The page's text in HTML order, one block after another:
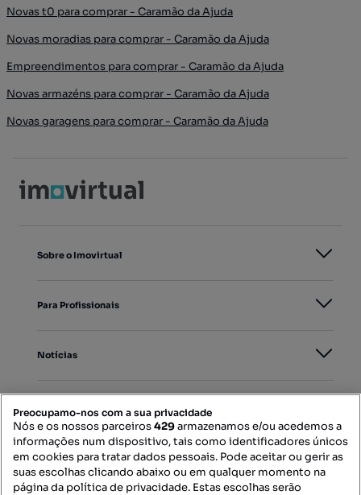
Novas t0 para comprar - Caramão da Ajuda
Novas moradias para comprar - Caramão da Ajuda
Empreendimentos para comprar - Caramão da Ajuda
Novas armazéns para comprar - Caramão da Ajuda
Novas garagens para comprar - Caramão da Ajuda
Sobre o Imovirtual
Para Profissionais
Notícias
Mapa do Site
Preocupamo-nos com a sua privacidade
Nós e os nossos parceiros429armazenamos e/ou acedemos a
informações num dispositivo, tais como identificadores únicos
em cookies para tratar dados pessoais. Pode aceitar ou gerir as
suas escolhas clicando abaixo ou em qualquer momento na
página da política de privacidade. Estas escolhas serão